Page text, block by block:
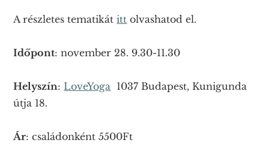
A részletes tematikátitt olvashatod el.
Időpont: november 28. 9.30-11.30
Helyszín:LoveYoga 1037 Budapest, Kunigunda
útja 18.
Ár: családonként 5500Ft